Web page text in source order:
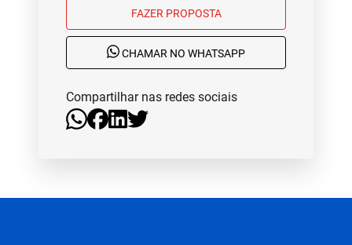
FAZER PROPOSTA
CHAMAR NO WHATSAPP
Compartilhar nas redes sociais